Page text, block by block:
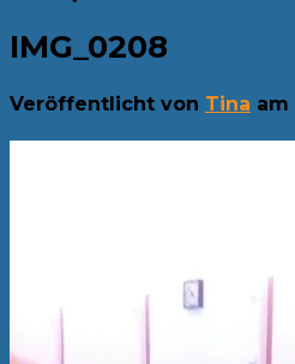
IMG_0208
Veröffentlicht von Tina am